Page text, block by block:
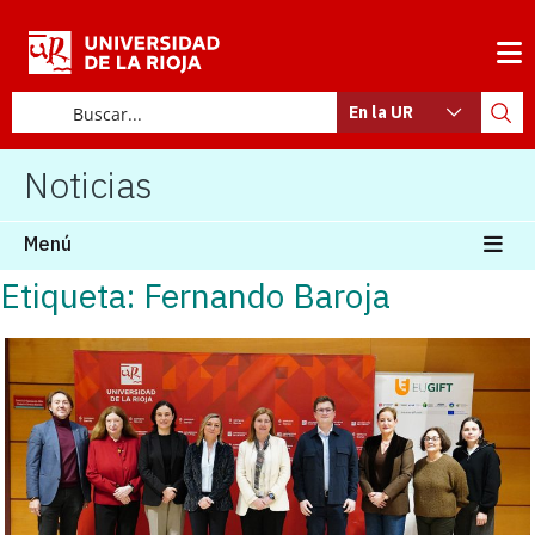
En la UR
Noticias
Menú
Etiqueta: Fernando Baroja